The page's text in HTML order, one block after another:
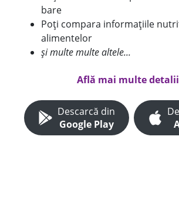
bare
Poți compara informațiile
alimentelor
și multe multe altele...
Află mai multe detalii
Descarcă din
Google Play